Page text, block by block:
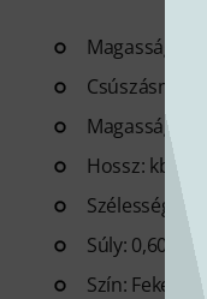
Magasság
Hossz: kb. 25
Szélesség: kb.
Súly: 0,60 kg
Szín: Fekete